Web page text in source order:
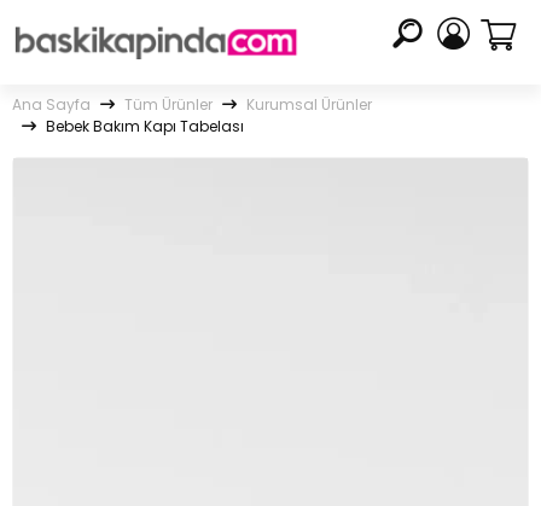
Ana Sayfa Tüm Ürünler
Kurumsal Ürünler
Bebek Bakım Kapı Tabelası